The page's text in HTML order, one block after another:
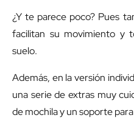
¿Y te parece poco? Pues
facilitan su movimiento y
suelo.
Además, en la versión
una serie de extras muy
de mochila y un soporte